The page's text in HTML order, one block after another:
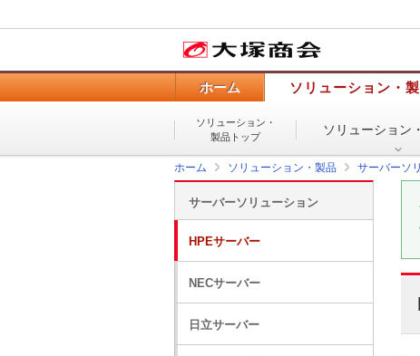
ホーム ソリューション・
ソリューション・
製品トップ
ソリューション・
ホーム ソリューション・製品 サーバーソ
サーバーソリューション
HPEサーバー
NECサーバー
日立サーバー